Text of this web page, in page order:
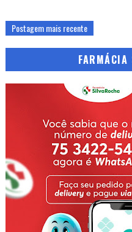
Postagem mais recente
FARMÁCIA